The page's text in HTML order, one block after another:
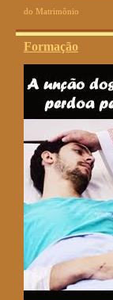
do Matrimônio
Formação